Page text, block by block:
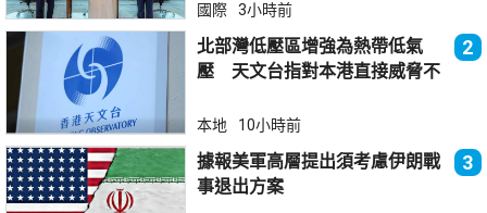
國際 3小時前
北部灣低壓區增強為熱帶低氣
壓 天文台指對本港直接威脅不
2
本地 10小時前
據報美軍高層提出須考慮伊朗戰
事退出方案
3